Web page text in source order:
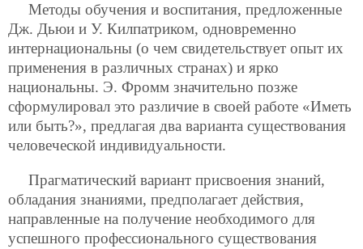
Методы обучения и воспитания, предложенные
Дж. Дьюи и У. Килпатриком, одновременно
интернациональны (о чем свидетельствует опыт их
применения в различных странах) и ярко
национальны. Э. Фромм значительно позже
сформулировал это различие в своей работе «Иметь
или быть?», предлагая два варианта существования
человеческой индивидуальности.
Прагматический вариант присвоения знаний,
обладания знаниями, предполагает действия,
направленные на получение необходимого для
успешного профессионального существования